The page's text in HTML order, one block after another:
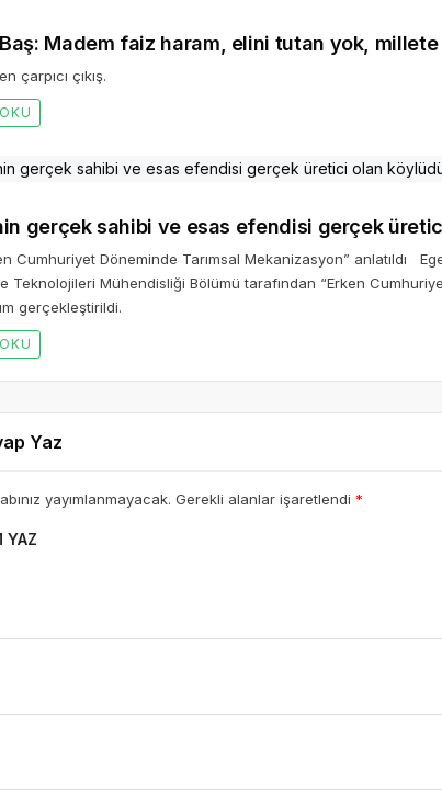
Madem faiz haram, elini tutan yok,
çarpıcı çıkış.
gerçek sahibi ve esas efendisi gerçek
Cumhuriyet Döneminde Tarımsal Mekanizasyon” anlatıldı
Teknolojileri Mühendisliği Bölümü tarafından “Erken
gerçekleştirildi.
Yaz
yayımlanmayacak. Gerekli alanlar işaretlendi *
YAZ